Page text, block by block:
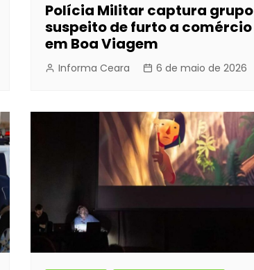
Polícia Militar captura grupo
suspeito de furto a comércio
em Boa Viagem
Informa Ceara 6 de maio de 2026